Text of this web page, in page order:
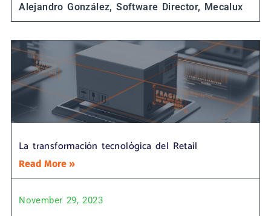
Alejandro González, Software Director, Mecalux
La transformación tecnológica del Retail
Read More »
November 29, 2023